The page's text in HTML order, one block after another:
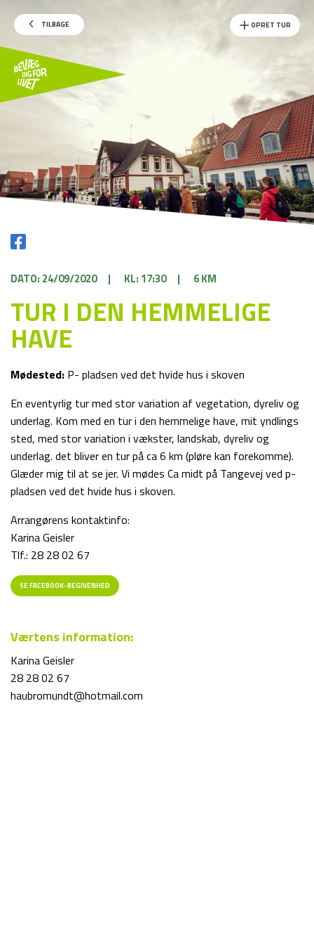
TILBAGE OPRET TUR
DATO: 24/09/2020 | KL: 17:30 | 6 KM
TUR I DEN HEMMELIGE
HAVE
Mødested: P- pladsen ved det hvide hus i skoven
En eventyrlig tur med stor variation af vegetation, dyreliv og
underlag. Kom med en tur i den hemmelige have, mit yndlings
sted, med stor variation i vækster, landskab, dyreliv og
underlag. det bliver en tur på ca 6 km (pløre kan forekomme).
Glæder mig til at se jer. Vi mødes Ca midt på Tangevej ved p-
pladsen ved det hvide hus i skoven.
Arrangørens kontaktinfo:
Karina Geisler
Tlf.: 28 28 02 67
SE FACEBOOK-BEGIVENHED
Værtens information:
Karina Geisler
28 28 02 67
haubromundt@hotmail.com